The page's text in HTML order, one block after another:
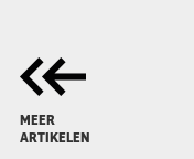
MEER
ARTIKELEN